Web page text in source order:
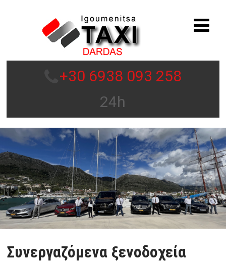
+30 6938 093 258
24h
Συνεργαζόμενα ξενοδοχεία